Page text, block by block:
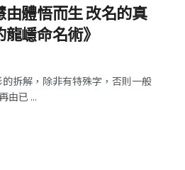
體悟而生 改名的真
嶾命名術》
拆解，除非有特殊字，否則一般
由已 ...